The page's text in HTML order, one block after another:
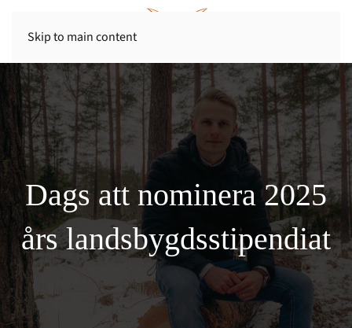
Skip to main content
Dags att nominera 2025
års landsbygdsstipendiat